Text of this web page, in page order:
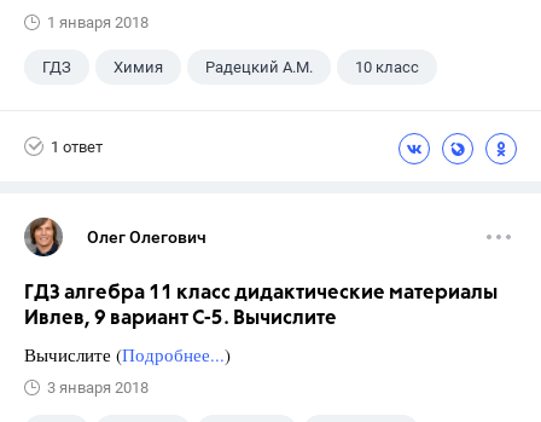
1 января 2018
ГДЗ Химия Радецкий А.М. 10 класс
1 ответ
Олег Олегович
ГДЗ алгебра 11 класс дидактические материалы
Ивлев, 9 вариант С-5. Вычислите
Вычислите (Подробнее...)
3 января 2018